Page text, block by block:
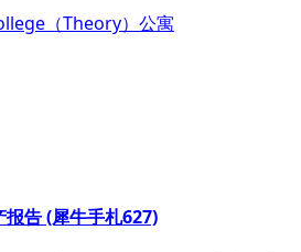
（Theory）公寓
告 (犀牛手札627)